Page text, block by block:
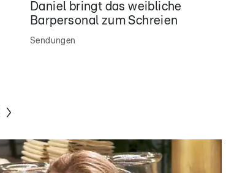
Daniel bringt das weibliche
Barpersonal zum Schreien
Sendungen